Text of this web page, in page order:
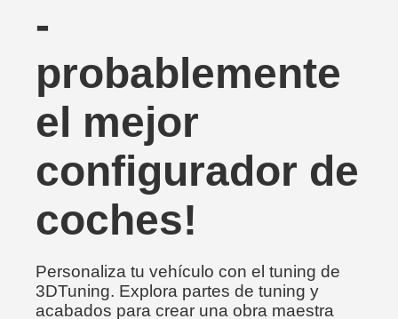
-
probablemente
el mejor
configurador de
coches!
Personaliza tu vehículo con el tuning de
3DTuning. Explora partes de tuning y
acabados para crear una obra maestra